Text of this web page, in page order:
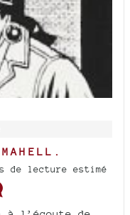
de lecture estimé